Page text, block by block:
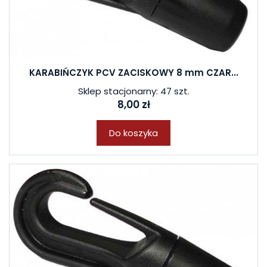
KARABIŃCZYK PCV ZACISKOWY 8 mm CZAR...
Sklep stacjonarny: 47 szt.
8,00 zł
Do koszyka